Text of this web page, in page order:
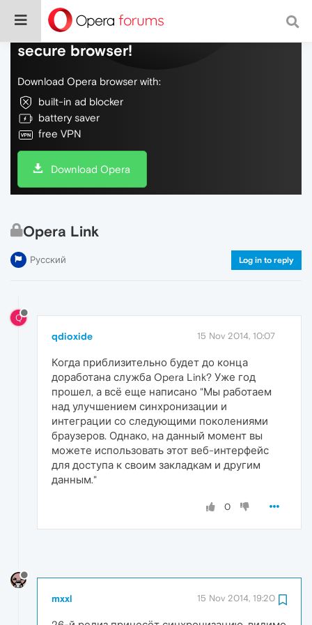
Do more on the web, with a fast and
secure browser!
Download Opera browser with:
built-in ad blocker
battery saver
free VPN
Download Opera
Opera Link
Русский Log in to reply
Q
qdioxide 15 Nov 2014, 10:07
Когда приблизительно будет до конца
доработана служба Opera Link? Уже год
прошел, а всё еще написано "Мы работаем
над улучшением синхронизации и
интеграции со следующими поколениями
браузеров. Однако, на данный момент вы
можете использовать этот веб-интерфейс
для доступа к своим закладкам и другим
данным."
0
mxxl 15 Nov 2014, 19:20